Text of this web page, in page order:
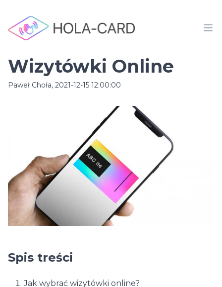
Wizytówki Online
Paweł Choła, 2021-12-15 12:00:00
Spis treści
Jak wybrać wizytówki online?